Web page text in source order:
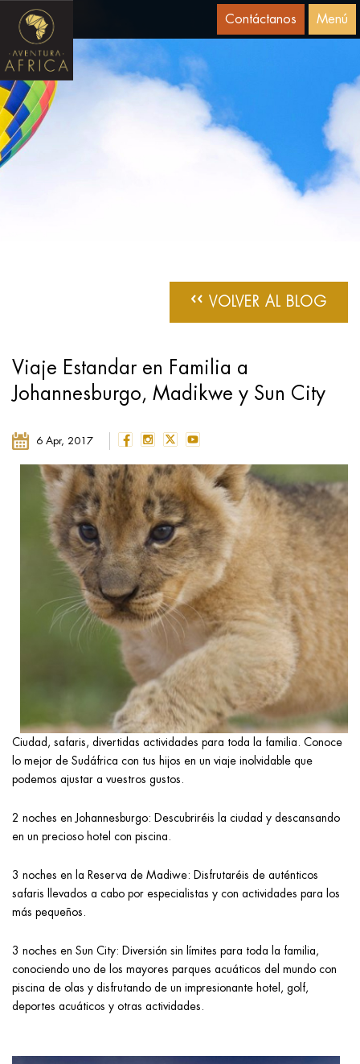
Contáctanos Menú
‹‹ VOLVER AL BLOG
Viaje Estandar en Familia a
Johannesburgo, Madikwe y Sun City
6 Apr, 2017
Ciudad, safaris, divertidas actividades para toda la familia. Conoce
lo mejor de Sudáfrica con tus hijos en un viaje inolvidable que
podemos ajustar a vuestros gustos.
2 noches en Johannesburgo: Descubriréis la ciudad y descansando
en un precioso hotel con piscina.
3 noches en la Reserva de Madiwe: Disfrutaréis de auténticos
safaris llevados a cabo por especialistas y con actividades para los
más pequeños.
3 noches en Sun City: Diversión sin límites para toda la familia,
conociendo uno de los mayores parques acuáticos del mundo con
piscina de olas y disfrutando de un impresionante hotel, golf,
deportes acuáticos y otras actividades.